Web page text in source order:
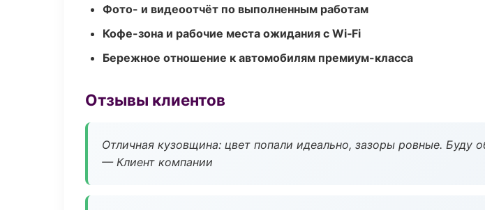
Фото- и видеоотчёт по выполненным работам
Кофе-зона и рабочие места ожидания с Wi‑Fi
Бережное отношение к автомобилям премиум-класса
Отзывы клиентов
Отличная кузовщина: цвет попали идеально, зазоры ровные. Буду
— Клиент компании